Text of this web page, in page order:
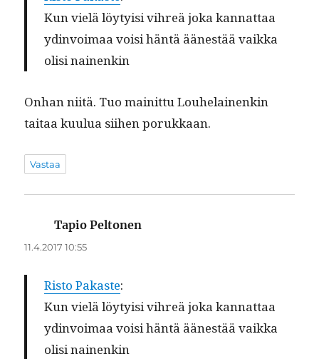
Kun vielä löy­ty­isi vihreä joka kan­nat­taa
ydin­voimaa voisi hän­tä äänestää vaik­ka
olisi nainenkin
Onhan niitä. Tuo mainit­tu Louhe­lainenkin
taitaa kuu­lua siihen porukkaan.
Vastaa
Tapio Peltonen
11.4.2017 10:55
Ris­to Pakaste:
Kun vielä löy­ty­isi vihreä joka kan­nat­taa
ydin­voimaa voisi hän­tä äänestää vaik­ka
olisi nainenkin